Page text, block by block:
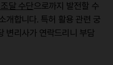
달 수단으로까지 발전할 수
개합니다. 특허 활용 관련 궁
변리사가 연락드리니 부담